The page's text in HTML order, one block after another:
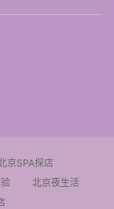
京SPA探店
北京夜生活